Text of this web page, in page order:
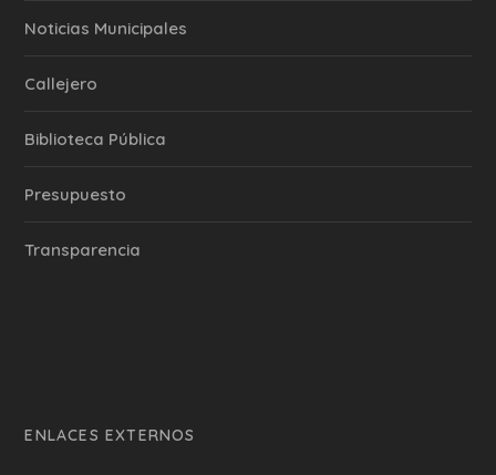
‎Noticias Municipales
Callejero
Biblioteca Pública
Presupuesto
Transparencia
ENLACES EXTERNOS